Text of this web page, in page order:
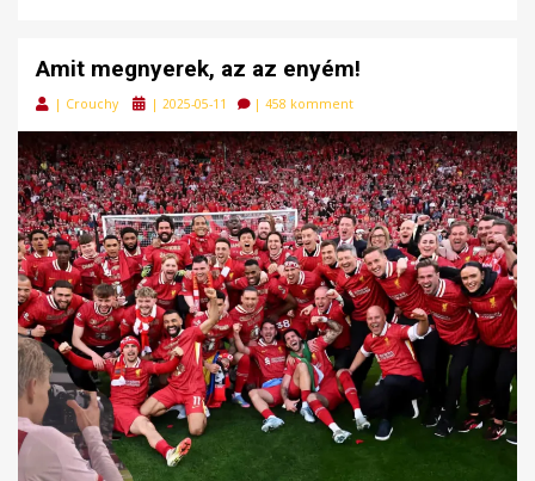
Amit megnyerek, az az enyém!
| Crouchy
Posted
| 2025-05-11 | 458 komment